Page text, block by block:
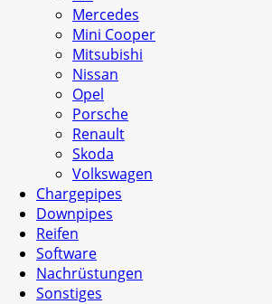
Mercedes
Mini Cooper
Mitsubishi
Nissan
Opel
Porsche
Renault
Skoda
Volkswagen
Chargepipes
Downpipes
Reifen
Software
Nachrüstungen
Sonstiges